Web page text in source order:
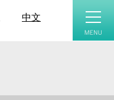
中文